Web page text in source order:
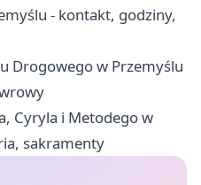
- kontakt, godziny,
Drogowego w Przemyślu
Cyryla i Metodego w
sakramenty